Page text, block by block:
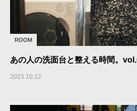
ROOM
あの人の洗面台と整える時間。
2023.10.12